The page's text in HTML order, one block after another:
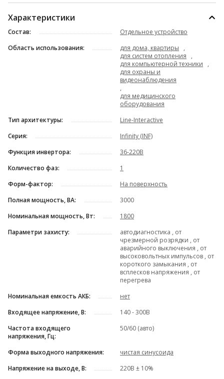
Характеристики
Состав:
Отдельное устройство
Область использования:
для дома, квартиры
,
для систем отопления
,
для компьютерной техники
,
для охраны и
видеонаблюдения
,
для медицинского
оборудования
Тип архитектуры:
Line-Interactive
Серия:
Infinity (INF)
Функция инвертора:
36-220В
Количество фаз:
1
Форм-фактор:
На поверхность
Полная мощность, ВА:
3000
Номинальная мощность, Вт:
1800
Параметри захисту:
автодиагностика , от
чрезмерной розрядки , от
аварийного выключения , от
высоковольтных импульсов , от
короткого замыкания , от
всплесков напряжения , от
перегрева
Номинальная емкость АКБ:
нет
Входящее напряжение, В:
140 - 300В
Частота входящего
напряжения, Гц:
50/60 (авто)
Форма выходного напряжения:
чистая синусоида
Напряжение на выходе, В:
220В ± 10%